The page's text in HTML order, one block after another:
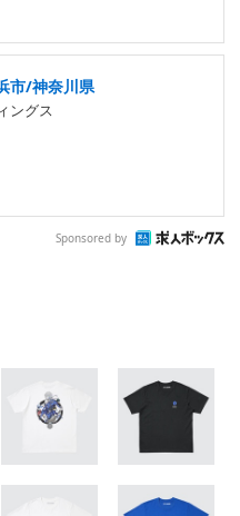
市/神奈川県
ングス
Sponsored by